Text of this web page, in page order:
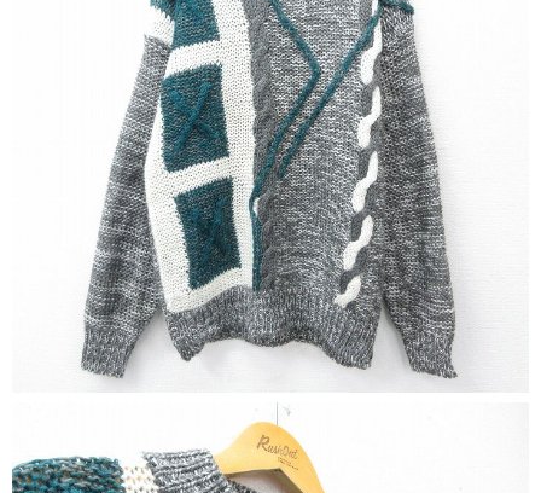
XS S M L
長袖シャツ XS S M L
半袖シャツ XS S M L XL
Tシャツ XS S M L XL
パンツ
W30以下 W31,W32 W33,W34
W35,W36 W37以上
Search by Maniac マニアックから探す
バンド
Tシャツ
アニメ
Tシャツ